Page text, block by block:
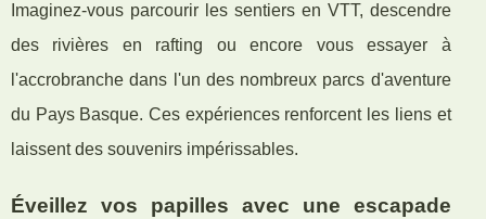
Imaginez-vous parcourir les sentiers en VTT, descendre
des rivières en rafting ou encore vous essayer à
l'accrobranche dans l'un des nombreux parcs d'aventure
du Pays Basque. Ces expériences renforcent les liens et
laissent des souvenirs impérissables.
Éveillez vos papilles avec une escapade